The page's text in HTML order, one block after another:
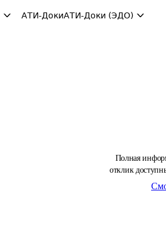
АТИ-ДокиАТИ-Доки (ЭДО)
Полная
отклик